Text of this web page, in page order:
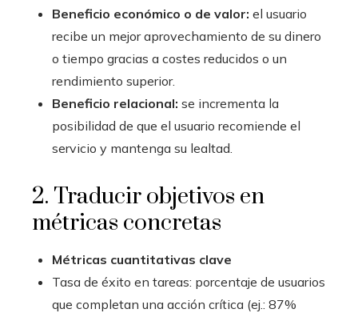
Beneficio económico o de valor: el usuario
recibe un mejor aprovechamiento de su dinero
o tiempo gracias a costes reducidos o un
rendimiento superior.
Beneficio relacional: se incrementa la
posibilidad de que el usuario recomiende el
servicio y mantenga su lealtad.
2. Traducir objetivos en
métricas concretas
Métricas cuantitativas clave
Tasa de éxito en tareas: porcentaje de usuarios
que completan una acción crítica (ej.: 87%